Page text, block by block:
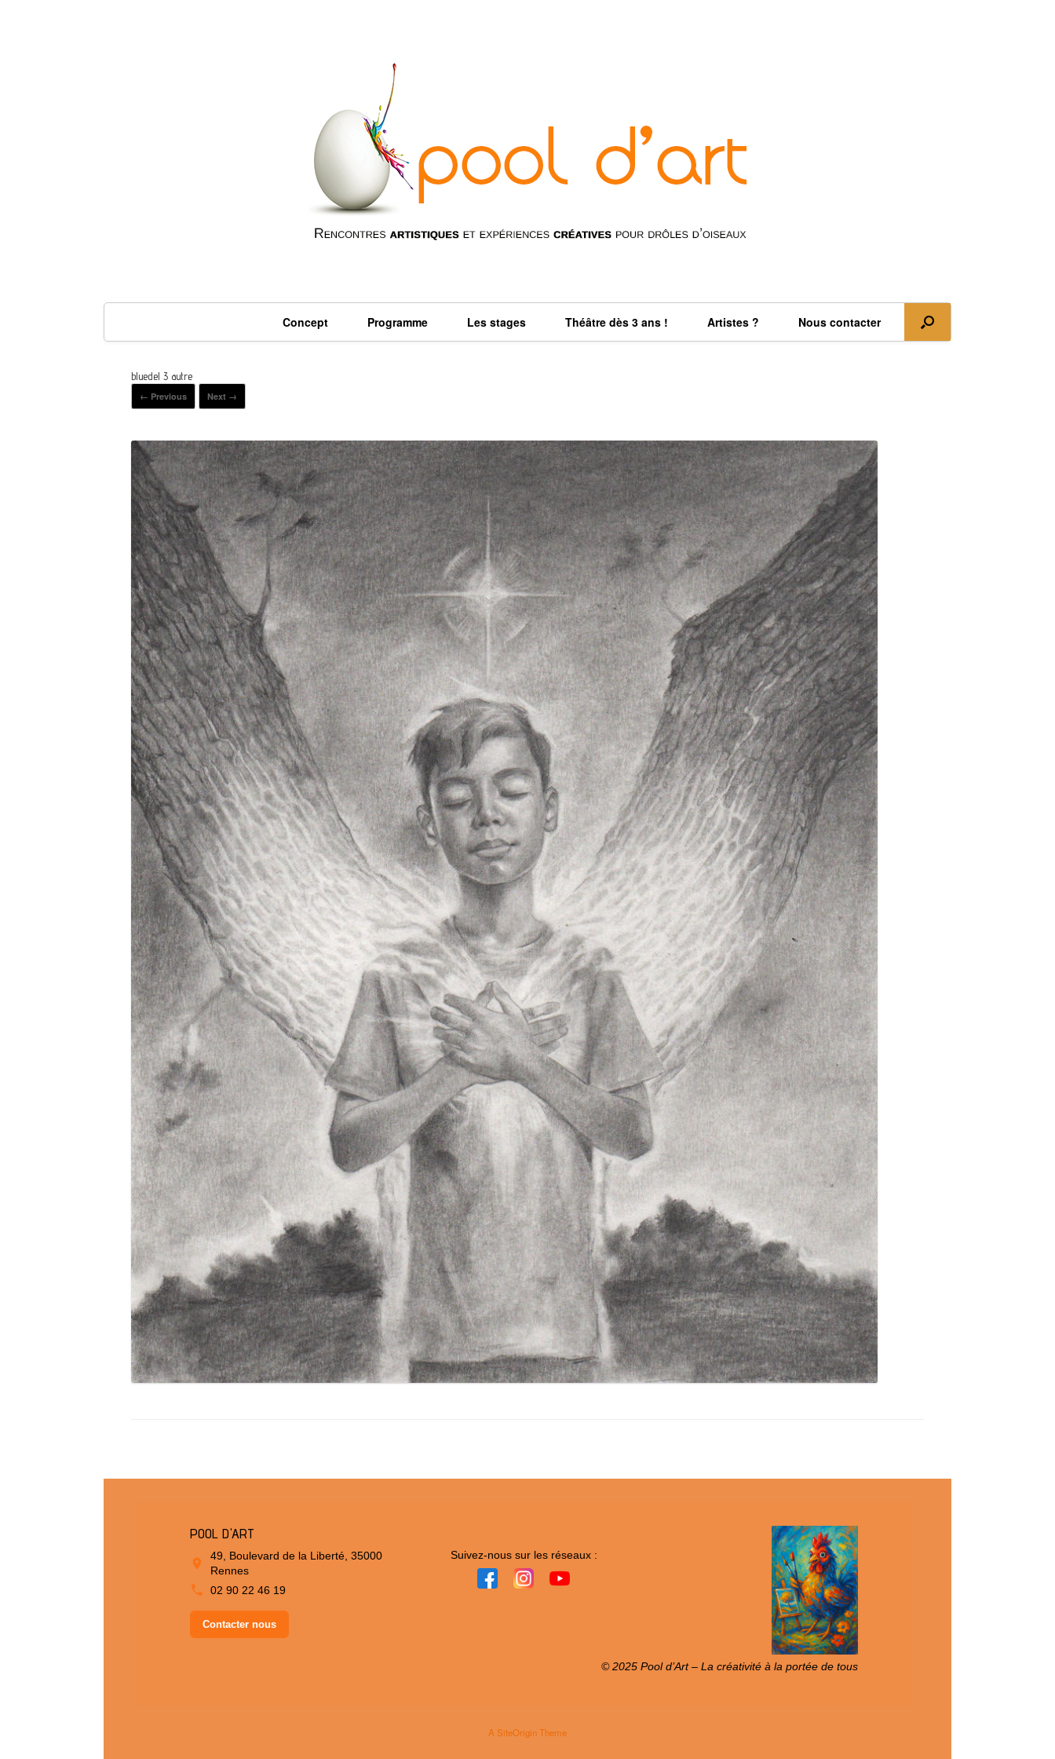
Concept Programme Les stages Théâtre dès 3 ans ! Artistes ? Nous contacter
bluedel 3 autre
← Previous Next →
POOL D'ART
49, Boulevard de la Liberté, 35000
Rennes
02 90 22 46 19
Contacter nous
Suivez-nous sur les réseaux :
© 2025 Pool d’Art – La créativité à la portée de tous
A SiteOriginTheme